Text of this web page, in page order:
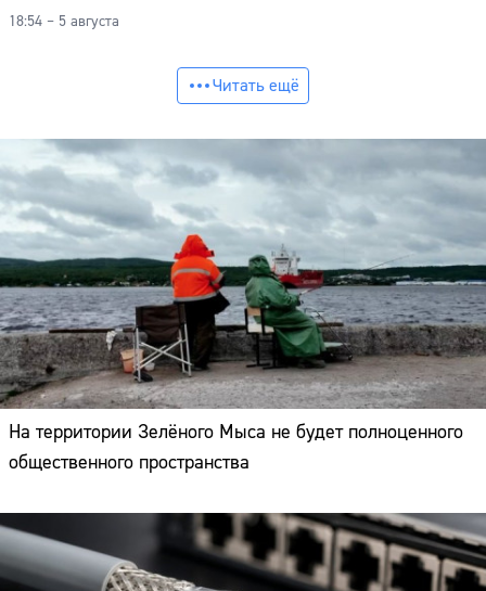
18:54 – 5 августа
Читать ещё
На территории Зелёного Мыса не будет полноценного
общественного пространства